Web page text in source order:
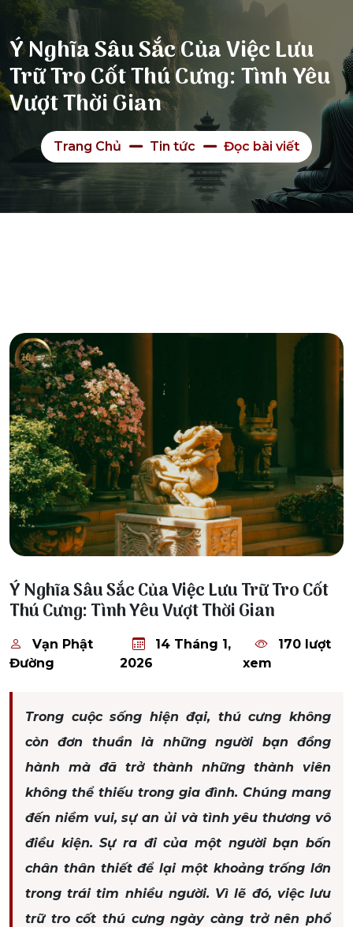
Ý Nghĩa Sâu Sắc Của Việc Lưu
Trữ Tro Cốt Thú Cưng: Tình Yêu
Vượt Thời Gian
Trang Chủ Tin tức Đọc bài viết
Ý Nghĩa Sâu Sắc Của Việc Lưu Trữ Tro Cốt
Thú Cưng: Tình Yêu Vượt Thời Gian
Vạn Phật
Đường
14 Tháng 1,
2026
170 lượt
xem
Trong cuộc sống hiện đại, thú cưng không
còn đơn thuần là những người bạn đồng
hành mà đã trở thành những thành viên
không thể thiếu trong gia đình. Chúng mang
đến niềm vui, sự an ủi và tình yêu thương vô
điều kiện. Sự ra đi của một người bạn bốn
chân thân thiết để lại một khoảng trống lớn
trong trái tim nhiều người. Vì lẽ đó, việc lưu
trữ tro cốt thú cưng ngày càng trở nên phổ